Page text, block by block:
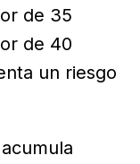
de 35
de 40
un riesgo